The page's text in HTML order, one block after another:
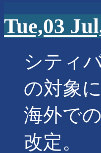
Tue,03
シティ
の対象
海外で
改定。